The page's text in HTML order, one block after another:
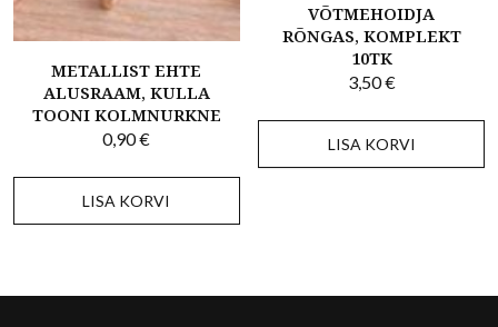
METALLIST EHTE
ALUSRAAM, KULLA
TOONI KOLMNURKNE
0,90€
LISA KORVI
VÕTMEHOIDJA
RÕNGAS, KOMPLEKT
10TK
3,50€
LISA KORVI